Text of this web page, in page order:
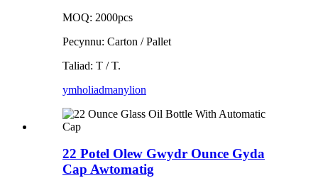
MOQ: 2000pcs
Pecynnu: Carton / Pallet
Taliad: T / T.
ymholiadmanylion
22 Potel Olew Gwydr Ounce Gyda
Cap Awtomatig